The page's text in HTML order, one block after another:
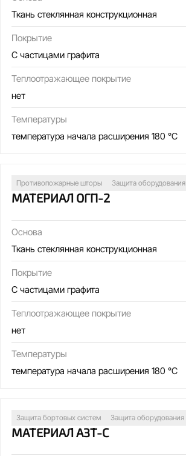
Ткань стеклянная конструкционная
Покрытие
С частицами графита
Теплоотражающее покрытие
нет
Температуры
температура начала расширения 180 °С
Противопожарные шторы Защита оборудования
МАТЕРИАЛ ОГП-2
Основа
Ткань стеклянная конструкционная
Покрытие
С частицами графита
Теплоотражающее покрытие
нет
Температуры
температура начала расширения 180 °С
Защита бортовых систем Защита оборудования
МАТЕРИАЛ АЗТ-С